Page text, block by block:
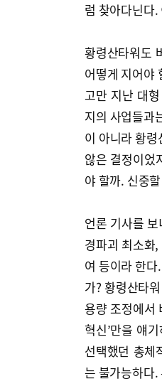
럼 찾아다닌다
황령산타워도
어떻게 지어야
고만 지난 대
지의 사업들과
이 아니라 황
않은 결정이었
야 할까. 신중
언론 기사를
경파괴 최소화
여 등이라 한
가? 황령산타
용량 조정에서
혁신’만을 얘
선택했던 총체
는 불가능하다